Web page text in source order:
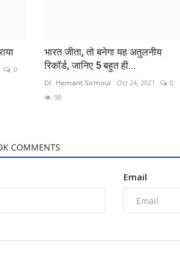
0
भारत जीता, तो बनेगा यह अतुलनीय
रिकॉर्ड, जानिए 5 बहुत ही...
Dr. Hemant Sirmour Oct 24, 2021
0
98
COMMENTS
Email